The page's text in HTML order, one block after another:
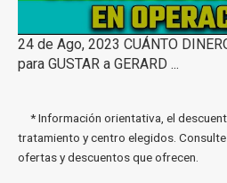
24 de Ago, 2023 CUÁNTO
para GUSTAR a GERARD ...
* Información orientativa, el
tratamiento y centro elegidos.
ofertas y descuentos que ofrecen.